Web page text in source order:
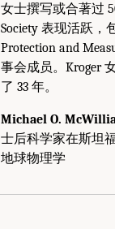
女士撰写或合著过
Society 表现活跃，
Protection and
事会成员。Kroger
了 33 年。
Michael O.
士后科学家在斯坦
地球物理学